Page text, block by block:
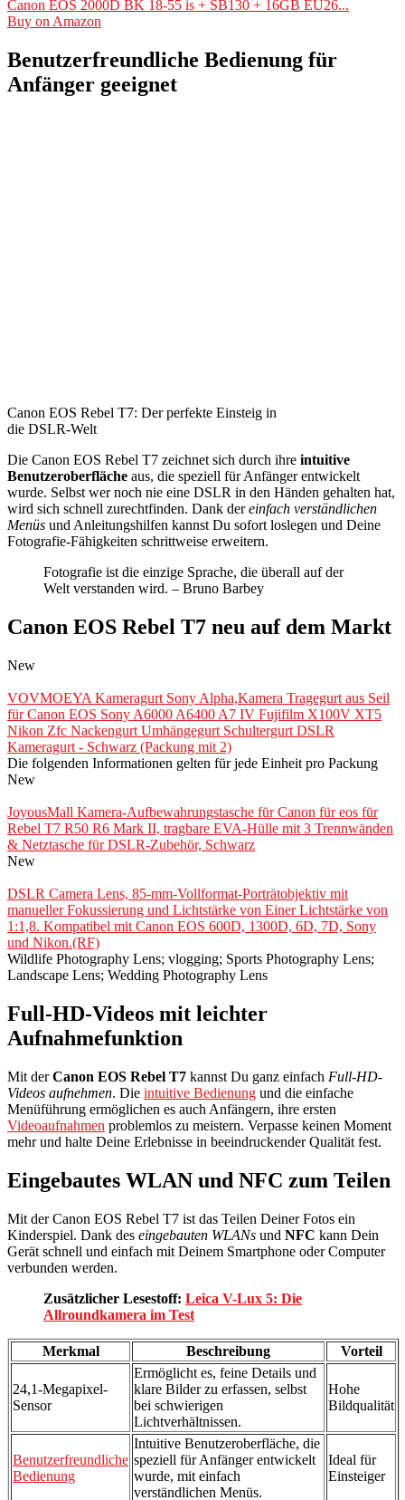
Canon EOS 2000D BK 18-55 is + SB130 + 16GB EU26...
Buy on Amazon
Benutzerfreundliche Bedienung für
Anfänger geeignet
Canon EOS Rebel T7: Der perfekte Einsteig in
die DSLR-Welt
Die Canon EOS Rebel T7 zeichnet sich durch ihre intuitive
Benutzeroberfläche aus, die speziell für Anfänger entwickelt
wurde. Selbst wer noch nie eine DSLR in den Händen gehalten hat,
wird sich schnell zurechtfinden. Dank dereinfach verständlichen
Menüs und Anleitungshilfen kannst Du sofort loslegen und Deine
Fotografie-Fähigkeiten schrittweise erweitern.
Fotografie ist die einzige Sprache, die überall auf der
Welt verstanden wird. – Bruno Barbey
Canon EOS Rebel T7 neu auf dem Markt
New
VOVMOEYA Kameragurt Sony Alpha,Kamera Tragegurt aus Seil
für Canon EOS Sony A6000 A6400 A7 IV Fujifilm X100V XT5
Nikon Zfc Nackengurt Umhängegurt Schultergurt DSLR
Kameragurt - Schwarz (Packung mit 2)
Die folgenden Informationen gelten für jede Einheit pro Packung
New
JoyousMall Kamera-Aufbewahrungstasche für Canon für eos für
Rebel T7 R50 R6 Mark II, tragbare EVA-Hülle mit 3 Trennwänden
& Netztasche für DSLR-Zubehör, Schwarz
New
DSLR Camera Lens, 85-mm-Vollformat-Porträtobjektiv mit
manueller Fokussierung und Lichtstärke von Einer Lichtstärke von
1:1,8. Kompatibel mit Canon EOS 600D, 1300D, 6D, 7D, Sony
und Nikon.(RF)
Wildlife Photography Lens; vlogging; Sports Photography Lens;
Landscape Lens; Wedding Photography Lens
Full-HD-Videos mit leichter
Aufnahmefunktion
Mit derCanon EOS Rebel T7 kannst Du ganz einfach Full-HD-
Videos aufnehmen. Die intuitive Bedienung und die einfache
Menüführung ermöglichen es auch Anfängern, ihre ersten
Videoaufnahmen problemlos zu meistern. Verpasse keinen Moment
mehr und halte Deine Erlebnisse in beeindruckender Qualität fest.
Eingebautes WLAN und NFC zum Teilen
Mit der Canon EOS Rebel T7 ist das Teilen Deiner Fotos ein
Kinderspiel. Dank des eingebauten WLANs und NFC kann Dein
Gerät schnell und einfach mit Deinem Smartphone oder Computer
verbunden werden.
Zusätzlicher Lesestoff: Leica V-Lux 5: Die
Allroundkamera im Test
Merkmal Beschreibung Vorteil
24,1-Megapixel-
Sensor
Ermöglicht es, feine Details und
klare Bilder zu erfassen, selbst
bei schwierigen
Lichtverhältnissen.
Hohe
Bildqualität
Benutzerfreundliche
Bedienung
Intuitive Benutzeroberfläche, die
speziell für Anfänger entwickelt
wurde, mit einfach
verständlichen Menüs.
Ideal für
Einsteiger